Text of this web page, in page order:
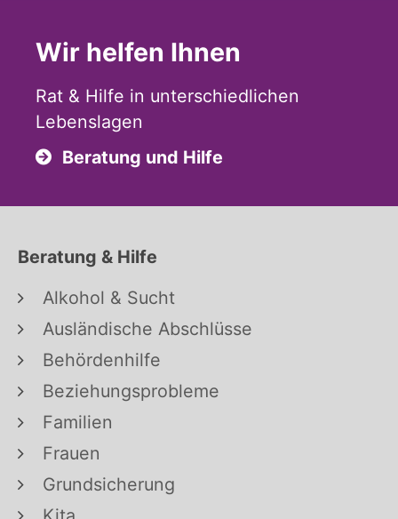
Wir helfen Ihnen
Rat & Hilfe in unterschiedlichen
Lebenslagen
Beratung und Hilfe
Beratung & Hilfe
Alkohol & Sucht
Ausländische Abschlüsse
Behördenhilfe
Beziehungsprobleme
Familien
Frauen
Grundsicherung